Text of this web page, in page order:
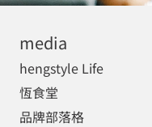
media
hengstyle Life
恆食堂
品牌部落格